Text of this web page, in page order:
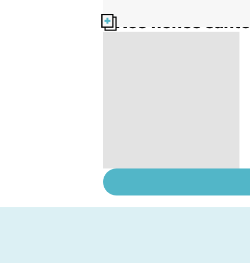
Nos fiches santé
passage à l'acte